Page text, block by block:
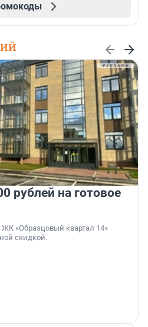
рублей на готовое
«Образцовый квартал 14»
скидкой.